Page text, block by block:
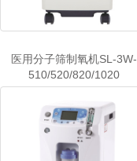
医用分子筛制氧机SL-3W-
510/520/820/1020